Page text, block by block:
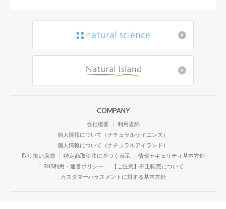
COMPANY
会社概要
利用規約
個人情報について（ナチュラルサイエンス）
個人情報について（ナチュラルアイランド）
取り扱い店舗
特定商取引法に基づく表示
情報セキュリティ基本方針
SNS利用・運営ポリシー
【ご注意】不正転売について
カスタマーハラスメントに対する基本方針